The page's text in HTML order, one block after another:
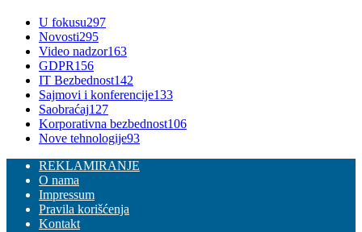
U fokusu297
Novosti295
Video nadzor163
GDPR156
IT Bezbednost142
Sajmovi i konferencije133
Saobraćaj127
Korporativna bezbednost106
Nove tehnologije93
REKLAMIRANJE
O nama
Impressum
Pravila korišćenja
Kontakt